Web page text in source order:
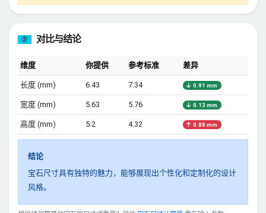
③ 对比与结论
维度 你提供 参考标准 差异
长度 (mm) 6.43 7.34 0.91 mm
宽度 (mm) 5.63 5.76 0.13 mm
高度 (mm) 5.2 4.32 0.88 mm
结论
宝石尺寸具有独特的魅力，能够展现出个性化和定制化的设计
风格。